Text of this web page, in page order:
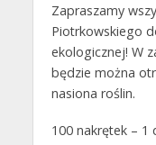
Zapraszamy
Piotrkowskiego
ekologicznej! W
będzie można
nasiona roślin.
100 nakrętek – 1